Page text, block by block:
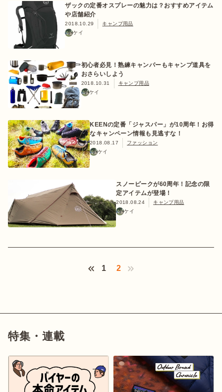
ザックの定番オスプレーの魅力は？おすすめアイテム
や店舗紹介
2018.10.29
キャンプ用品
ケイ
初心者必見！熟練キャンパーもキャンプ道具を
おさらいしよう
2018.10.31
キャンプ用品
ケイ
KEENの定番「ジャスパー」が10周年！お得
なキャンペーン情報も見逃すな！
2018.08.17
ファッション
ケイ
スノーピークが60周年！記念の限
定アイテムが登場！
2018.08.24
キャンプ用品
ケイ
1 2
特集・連載